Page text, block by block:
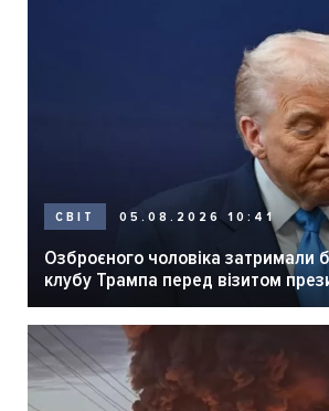
СВІТ 05.08.2026 10:41
Озброєного чоловіка затримали
клубу Трампа перед візитом